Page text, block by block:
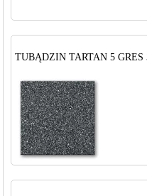
TUBĄDZIN TARTAN 5 GRES